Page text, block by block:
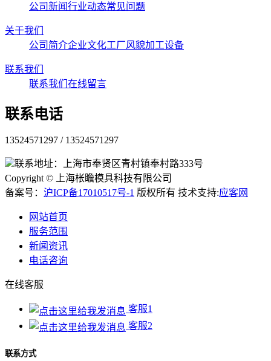
公司新闻行业动态常见问题
关于我们
公司简介企业文化工厂风貌加工设备
联系我们
联系我们 在线留言
联系电话
13524571297 / 13524571297
联系地址：上海市奉贤区青村镇奉村路333号
Copyright © 上海枨瞻模具科技有限公司
备案号： 沪ICP备17010517号-1 版权所有 技术支持:应客网
网站首页
服务范围
新闻资讯
电话咨询
在线客服
客服1
客服2
联系方式